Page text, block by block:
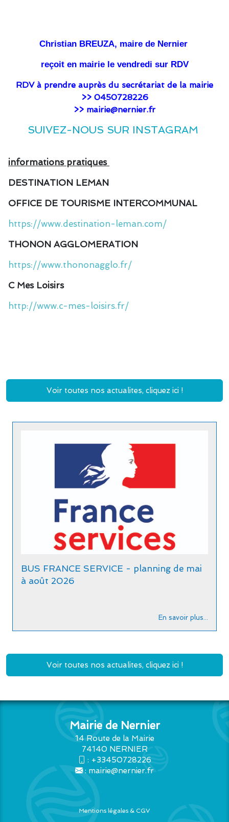
Christian BREUZA, maire de Nernier
reçoit en mairie le vendredi sur RDV
RDV à prendre auprès du secrétariat de la mairie
>> 0450728226
>> mairie@nernier.fr
SUIVEZ-NOUS SUR INSTAGRAM
informations pratiques
DESTINATION LEMAN
OFFICE DE TOURISME INTERCOMMUNAL
https://www.destination-leman.com/
THONON AGGLOMERATION
https://www.thononagglo.fr/
C Mes Loisirs
http://www.c-mes-loisirs.fr/
Voir toutes nos actualites, cliquez ici !
BUS FRANCE SERVICE - planning de mai
à août 2026
En savoir plus...
Voir toutes nos actualites, cliquez ici !
Mairie de Nernier
14 Route de la Mairie
74140 NERNIER
: +33450728226
: mairie@nernier.fr
Mentions légales & CGV